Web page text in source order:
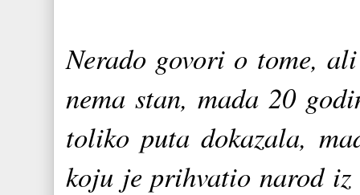
Nerado govori o tome,
nema stan, mada 20
toliko puta dokazala,
koju je prihvatio narod iz